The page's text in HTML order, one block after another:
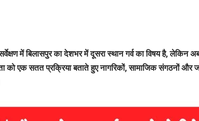
में बिलासपुर का देशभर में दूसरा स्थान गर्व का विषय है, लेकिन
को एक सतत प्रक्रिया बताते हुए नागरिकों, सामाजिक संगठनों और